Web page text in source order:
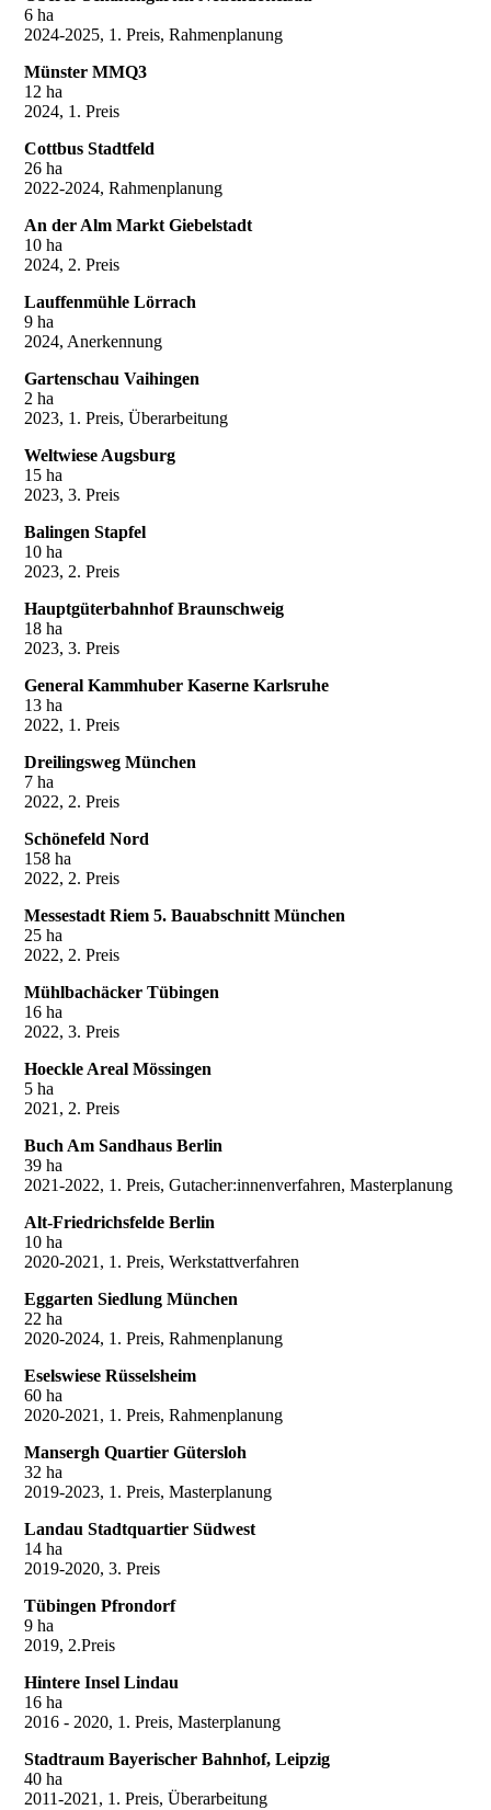
6 ha
2024-2025, 1. Preis, Rahmenplanung
Münster MMQ3
12 ha
2024, 1. Preis
Cottbus Stadtfeld
26 ha
2022-2024, Rahmenplanung
An der Alm Markt Giebelstadt
10 ha
2024, 2. Preis
Lauffenmühle Lörrach
9 ha
2024, Anerkennung
Gartenschau Vaihingen
2 ha
2023, 1. Preis, Überarbeitung
Weltwiese Augsburg
15 ha
2023, 3. Preis
Balingen Stapfel
10 ha
2023, 2. Preis
Hauptgüterbahnhof Braunschweig
18 ha
2023, 3. Preis
General Kammhuber Kaserne Karlsruhe
13 ha
2022, 1. Preis
Dreilingsweg München
7 ha
2022, 2. Preis
Schönefeld Nord
158 ha
2022, 2. Preis
Messestadt Riem 5. Bauabschnitt München
25 ha
2022, 2. Preis
Mühlbachäcker Tübingen
16 ha
2022, 3. Preis
Hoeckle Areal Mössingen
5 ha
2021, 2. Preis
Buch Am Sandhaus Berlin
39 ha
2021-2022, 1. Preis, Gutacher:innenverfahren, Masterplanung
Alt-Friedrichsfelde Berlin
10 ha
2020-2021, 1. Preis, Werkstattverfahren
Eggarten Siedlung München
22 ha
2020-2024, 1. Preis, Rahmenplanung
Eselswiese Rüsselsheim
60 ha
2020-2021, 1. Preis, Rahmenplanung
Mansergh Quartier Gütersloh
32 ha
2019-2023, 1. Preis, Masterplanung
Landau Stadtquartier Südwest
14 ha
2019-2020, 3. Preis
Tübingen Pfrondorf
9 ha
2019, 2.Preis
Hintere Insel Lindau
16 ha
2016 - 2020, 1. Preis, Masterplanung
Stadtraum Bayerischer Bahnhof, Leipzig
40 ha
2011-2021, 1. Preis, Überarbeitung